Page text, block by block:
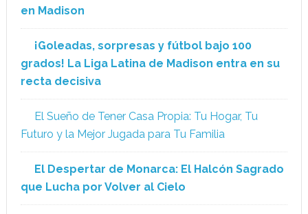
en Madison
¡Goleadas, sorpresas y fútbol bajo 100
grados! La Liga Latina de Madison entra en su
recta decisiva
El Sueño de Tener Casa Propia: Tu Hogar, Tu
Futuro y la Mejor Jugada para Tu Familia
El Despertar de Monarca: El Halcón Sagrado
que Lucha por Volver al Cielo